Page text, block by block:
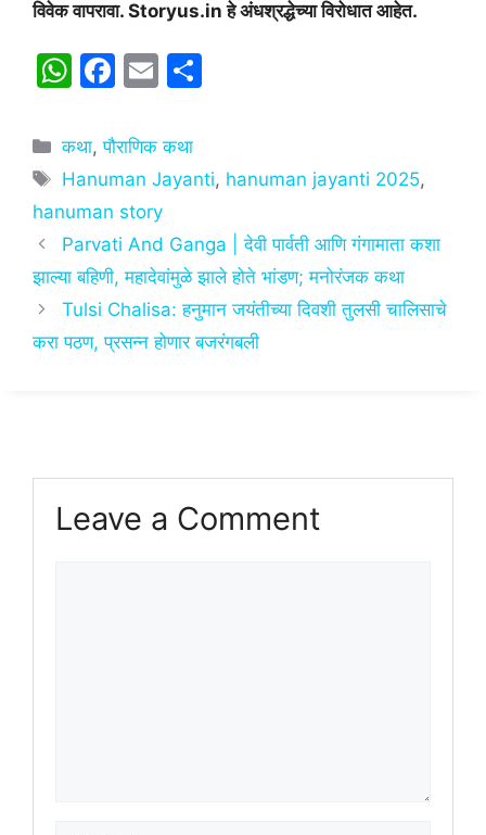
विवेक वापरावा. Storyus.in हे अंधश्रद्धेच्या विरोधात आहेत.
W
at
s
A
p
p
F
c
e
b
o
o
k
E
ai
l
e
Categories
कथा,पौराणिक कथा
Tags
Hanuman Jayanti, hanuman jayanti 2025,
hanuman story
Parvati And Ganga | देवी पार्वती आणि गंगामाता कशा
झाल्या बहिणी, महादेवांमुळे झाले होते भांडण; मनोरंजक कथा
Tulsi Chalisa: हनुमान जयंतीच्या दिवशी तुलसी चालिसाचे
करा पठण, प्रसन्न होणार बजरंगबली
Leave a Comment